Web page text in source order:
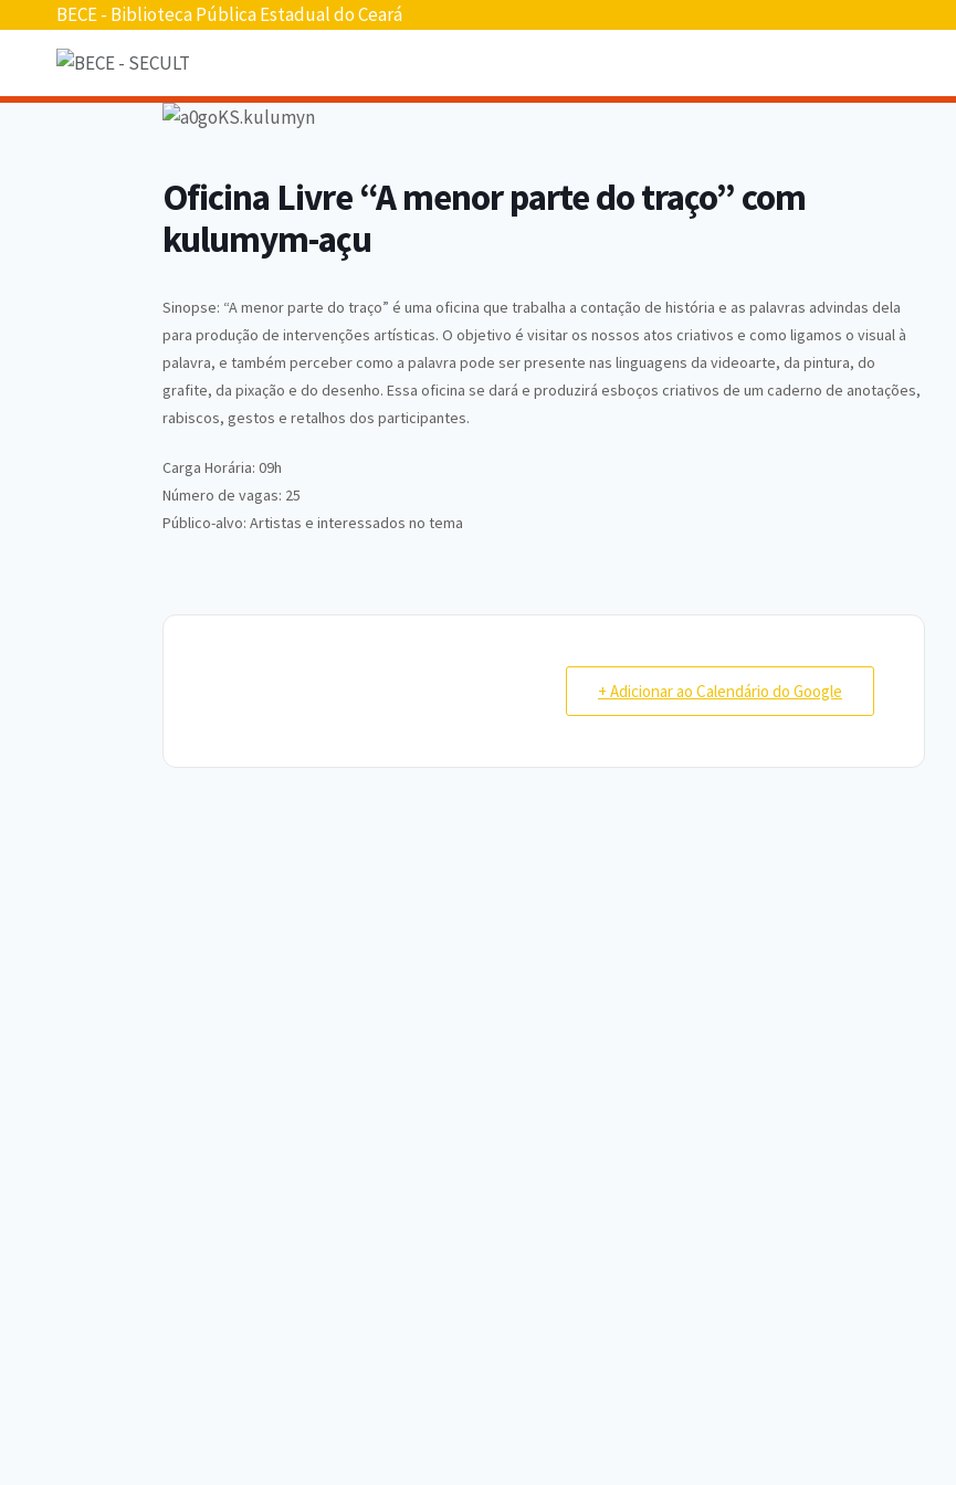
conteúdo
BECE - Biblioteca Pública Estadual do Ceará
Oficina Livre “A menor parte do traço” com
kulumym-açu
Sinopse: “A menor parte do traço” é uma oficina que trabalha a contação de história e as palavras advindas dela
para produção de intervenções artísticas. O objetivo é visitar os nossos atos criativos e como ligamos o visual à
palavra, e também perceber como a palavra pode ser presente nas linguagens da videoarte, da pintura, do
grafite, da pixação e do desenho. Essa oficina se dará e produzirá esboços criativos de um caderno de anotações,
rabiscos, gestos e retalhos dos participantes.
Carga Horária: 09h
Número de vagas: 25
Público-alvo: Artistas e interessados no tema
+ Adicionar ao Calendário do Google